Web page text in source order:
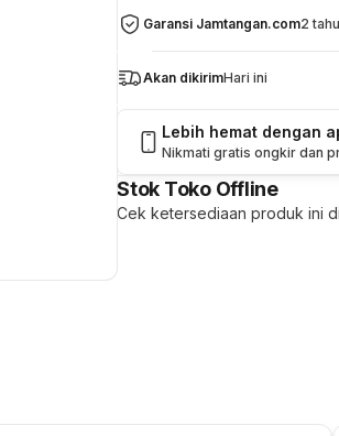
Garansi Jamtangan.com2
Akan dikirimHari ini
Lebih hemat dengan
Nikmati gratis ongkir dan
Stok Toko Offline
Cek ketersediaan produk ini